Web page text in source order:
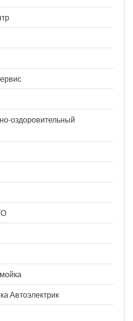
оздоровительный
Автоэлектрик